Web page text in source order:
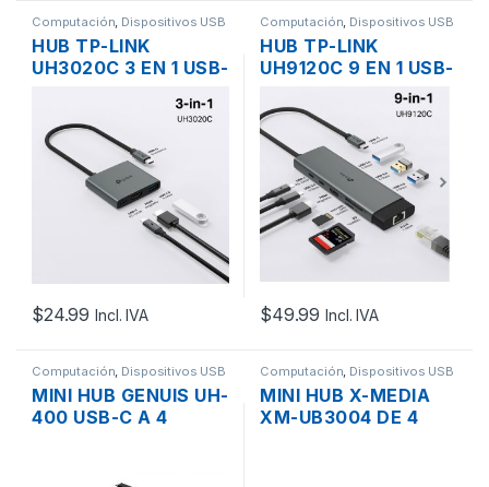
Computación, Dispositivos USB
HUB TP-LINK
UH3020C 3 EN 1 USB-
1XHDMI + 1XUSB-C
$24.99 Incl. IVA
Computación, Dispositivos USB
HUB TP-LINK
UH9120C 9 EN 1 USB-
C A 3XUSB3.0 + LAN
+ HDMI + 1XUSB-C,
SD, MICRO SD
$49.99 Incl. IVA
Computación, Dispositivos USB
MINI HUB GENUIS UH-
400 USB-C A 4
Computación, Dispositivos USB
MINI HUB X-MEDIA
XM-UB3004 DE 4